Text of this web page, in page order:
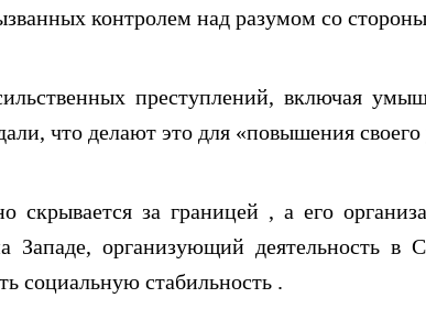
контролем над разумом со
преступлений, включая
что делают это для «повышения
за границей , а его
Западе, организующий деятельность
социальную стабильность .